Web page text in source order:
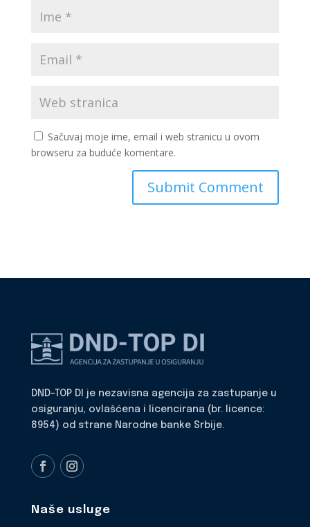
Sačuvaj moje ime, email i web stranicu u ovom
browseru za buduće komentare.
DND-TOP DI je nezavisna agencija za zastupanje u
osiguranju, ovlašćena i licencirana (br. licence:
8954) od strane Narodne banke Srbije.
Naše usluge